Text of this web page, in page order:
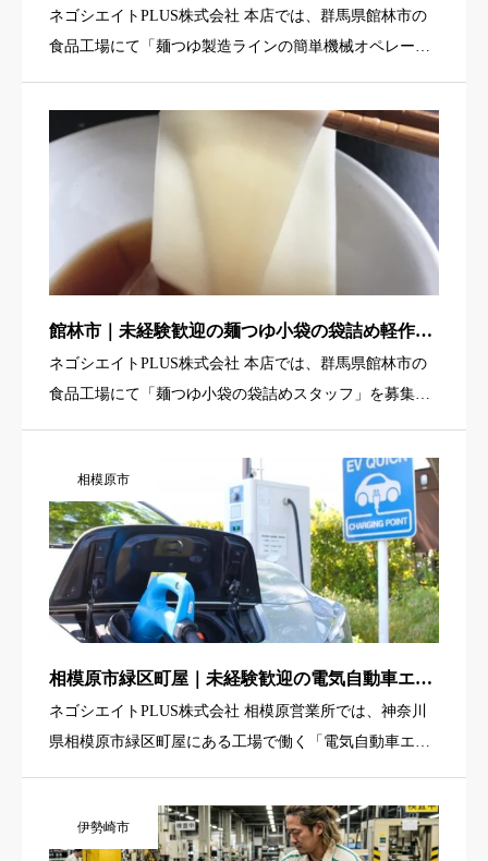
レーター（日勤・駅チカ・寮あり）
ネゴシエイトPLUS株式会社 本店では、群馬県館林市の
食品工場にて「麺つゆ製造ラインの簡単機械オペレータ
する機械を操作し、できあがった製品をコンテナに入れ
ていく作業が中心 […]
館林市｜未経験歓迎の麺つゆ小袋の袋詰め軽作業
（駅チカ・期間限定・寮あり）
ネゴシエイトPLUS株式会社 本店では、群馬県館林市の
食品工場にて「麺つゆ小袋の袋詰めスタッフ」を募集し
とめて入れていく、シンプルな軽作業が中心のお仕事で
す。 館林駅から […]
相模原市
相模原市緑区町屋｜未経験歓迎の電気自動車エア
コン用小型部品の品質検査・寸法測定（2勤2休交
替勤務）
ネゴシエイトPLUS株式会社 相模原営業所では、神奈川
県相模原市緑区町屋にある工場で働く「電気自動車エア
しています。取り扱うのはアルミ製の小型部品が中心
で、体への負担が少 […]
伊勢崎市